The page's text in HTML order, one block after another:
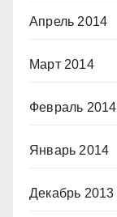
Апрель 2014
Март 2014
Февраль 2014
Январь 2014
Декабрь 2013